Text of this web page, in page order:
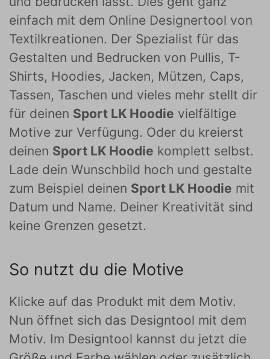
einfach mit dem Online Designertool von
Textilkreationen. Der Spezialist für das
Gestalten und Bedrucken von Pullis, T-
Shirts, Hoodies, Jacken, Mützen, Caps,
Tassen, Taschen und vieles mehr stellt dir
für deinen Sport LK Hoodie vielfältige
Motive zur Verfügung. Oder du kreierst
deinen Sport LK Hoodie komplett selbst.
Lade dein Wunschbild hoch und gestalte
zum Beispiel deinen Sport LK Hoodie mit
Datum und Name. Deiner Kreativität sind
keine Grenzen gesetzt.
So nutzt du die Motive
Klicke auf das Produkt mit dem Motiv.
Nun öffnet sich das Designtool mit dem
Motiv. Im Designtool kannst du jetzt die